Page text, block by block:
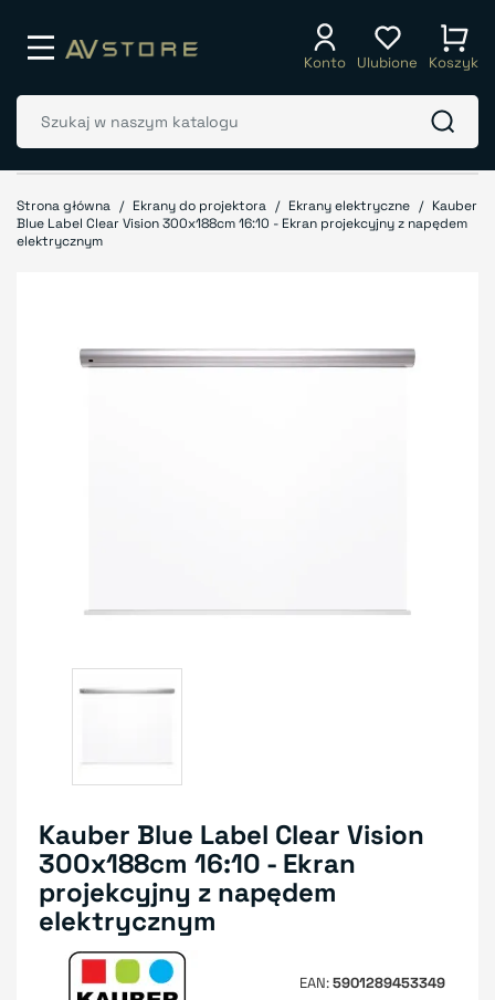
Konto Ulubione Koszyk
Strona główna Ekrany do projektora Ekrany elektryczne
Kauber
Blue Label Clear Vision 300x188cm 16:10 - Ekran projekcyjny z napędem
elektrycznym
Kauber Blue Label Clear Vision
300x188cm 16:10 - Ekran
projekcyjny z napędem
elektrycznym
EAN 5901289453349